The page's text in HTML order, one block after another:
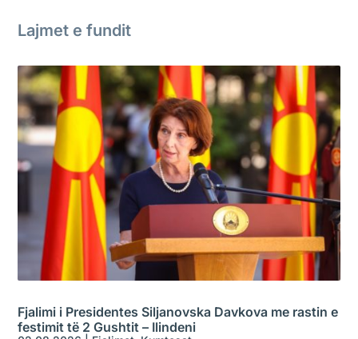
Lajmet e fundit
Fjalimi i Presidentes Siljanovska Davkova me rastin e
festimit të 2 Gushtit – Ilindeni